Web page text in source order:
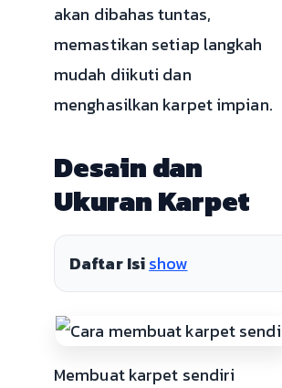
akan dibahas tuntas,
memastikan setiap langkah
mudah diikuti dan
menghasilkan karpet impian.
Desain dan
Ukuran Karpet
Daftar Isishow
Membuat karpet sendiri